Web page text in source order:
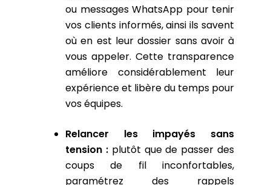
ou messages WhatsApp pour tenir
vos clients informés, ainsi ils savent
où en est leur dossier sans avoir à
vous appeler. Cette transparence
améliore considérablement leur
expérience et libère du temps pour
vos équipes.
Relancer les impayés sans
tension : plutôt que de passer des
coups de fil inconfortables,
paramétrez des rappels